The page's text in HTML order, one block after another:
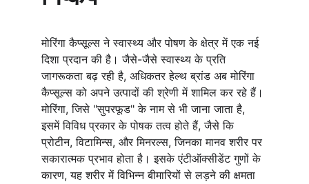
मोरिंगा कैप्सूल्स ने स्वास्थ्य और पोषण के क्षेत्र में एक नई
दिशा प्रदान की है। जैसे-जैसे स्वास्थ्य के प्रति
जागरूकता बढ़ रही है, अधिकतर हेल्थ ब्रांड अब मोरिंगा
कैप्सूल्स को अपने उत्पादों की श्रेणी में शामिल कर रहे हैं।
मोरिंगा, जिसे "सुपरफूड" के नाम से भी जाना जाता है,
इसमें विविध प्रकार के पोषक तत्व होते हैं, जैसे कि
प्रोटीन, विटामिन्स, और मिनरल्स, जिनका मानव शरीर पर
सकारात्मक प्रभाव होता है। इसके एंटीऑक्सीडेंट गुणों के
कारण, यह शरीर में विभिन्न बीमारियों से लड़ने की क्षमता